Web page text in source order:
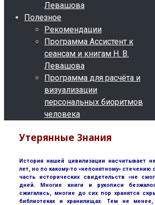
Левашова
Полезное
Рекомендации
Программа Ассистент к
сеансам и книгам Н. В.
Левашова
Программа для расчёта и
визуализации
персональных биоритмов
человека
Утерянные Знания
История нашей цивилизации насчитывает
лет, но по какому-то «непонятному» стечению
часть исторических свидетельств «не
дней. Многие книги и рукописи
сжигались, многие до сих пор хранятся
библиотеках и хранилищах. Тем не